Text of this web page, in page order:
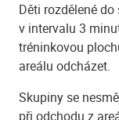
Děti rozdělené
v intervalu 3
tréninkovou
areálu odcházet.
Skupiny se
při odchodu z